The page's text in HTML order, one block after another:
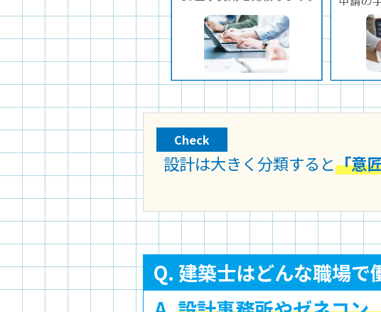
Check
設計は大きく分類すると「意
Q. 建築士はどんな職場で